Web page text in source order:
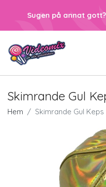
Sugen på annat gott?
Skimrande Gul
Hem Skimrande Gul